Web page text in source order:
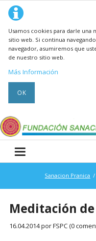
Usamos cookies para darle
sitio web. Si continua
navegador, asumiremos que
de nuestro sitio web.
Más Información
OK
Sanacion Pranica
Meditación de
16.04.2014por FSPC (0